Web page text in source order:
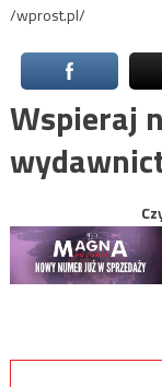
/wprost.pl/
Wspieraj